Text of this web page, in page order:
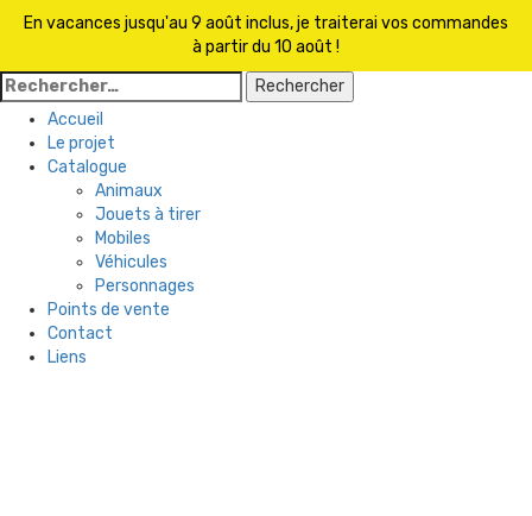
En vacances jusqu'au 9 août inclus, je traiterai vos commandes
à partir du 10 août !
Rechercher :
Accueil
Le projet
Catalogue
Animaux
Jouets à tirer
Mobiles
Véhicules
Personnages
Points de vente
Contact
Liens